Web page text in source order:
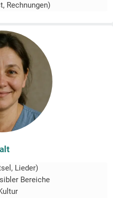
Rechnungen)
Lieder)
Bereiche